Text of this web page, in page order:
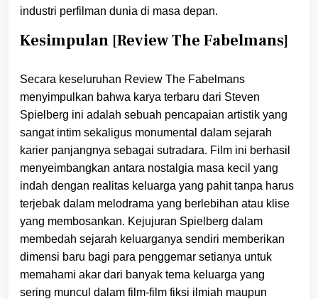
industri perfilman dunia di masa depan.
Kesimpulan [Review The Fabelmans]
Secara keseluruhan Review The Fabelmans
menyimpulkan bahwa karya terbaru dari Steven
Spielberg ini adalah sebuah pencapaian artistik yang
sangat intim sekaligus monumental dalam sejarah
karier panjangnya sebagai sutradara. Film ini berhasil
menyeimbangkan antara nostalgia masa kecil yang
indah dengan realitas keluarga yang pahit tanpa harus
terjebak dalam melodrama yang berlebihan atau klise
yang membosankan. Kejujuran Spielberg dalam
membedah sejarah keluarganya sendiri memberikan
dimensi baru bagi para penggemar setianya untuk
memahami akar dari banyak tema keluarga yang
sering muncul dalam film-film fiksi ilmiah maupun